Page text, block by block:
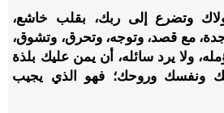
وتضرع إلى ربك، بقلب خاشع،
مع قصد، وتوجه، وتحرق، وتشوق،
ولا يرد سائله، أن يمن عليك بلذة
قلبك ونفسك وروحك؛ فهو الذي يجيب